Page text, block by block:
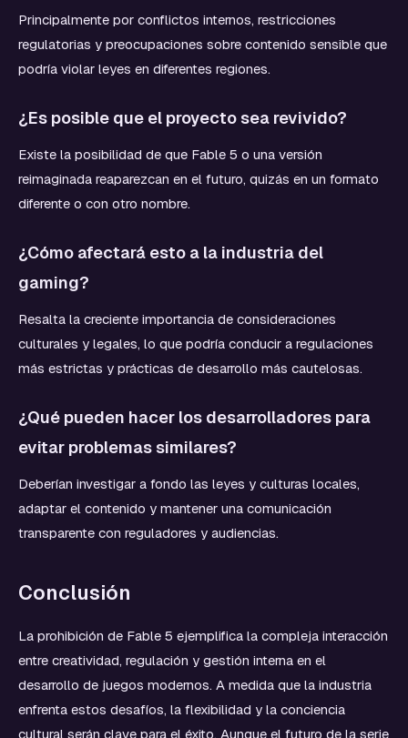
Principalmente por conflictos internos, restricciones
regulatorias y preocupaciones sobre contenido sensible que
podría violar leyes en diferentes regiones.
¿Es posible que el proyecto sea revivido?
Existe la posibilidad de que Fable 5 o una versión
reimaginada reaparezcan en el futuro, quizás en un formato
diferente o con otro nombre.
¿Cómo afectará esto a la industria del
gaming?
Resalta la creciente importancia de consideraciones
culturales y legales, lo que podría conducir a regulaciones
más estrictas y prácticas de desarrollo más cautelosas.
¿Qué pueden hacer los desarrolladores para
evitar problemas similares?
Deberían investigar a fondo las leyes y culturas locales,
adaptar el contenido y mantener una comunicación
transparente con reguladores y audiencias.
Conclusión
La prohibición de Fable 5 ejemplifica la compleja interacción
entre creatividad, regulación y gestión interna en el
desarrollo de juegos modernos. A medida que la industria
enfrenta estos desafíos, la flexibilidad y la conciencia
cultural serán clave para el éxito. Aunque el futuro de la serie